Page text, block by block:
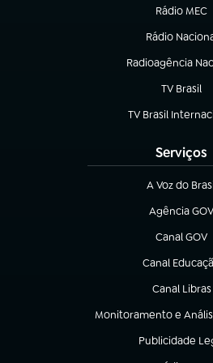
Rádio MEC
Rádio
(abre em nova
Radioagência
(abre em nova
TV Brasil
(abre em
TV Brasil
(abre em nova
Serviços
A Voz do
(abre em
Agência GOV
(abre em
Canal GOV
(abre em
Canal
(abre em nova
Canal Libras
(abre em
Monitoramento e
(abre em nova aba)
Publicidade
(abre em nova